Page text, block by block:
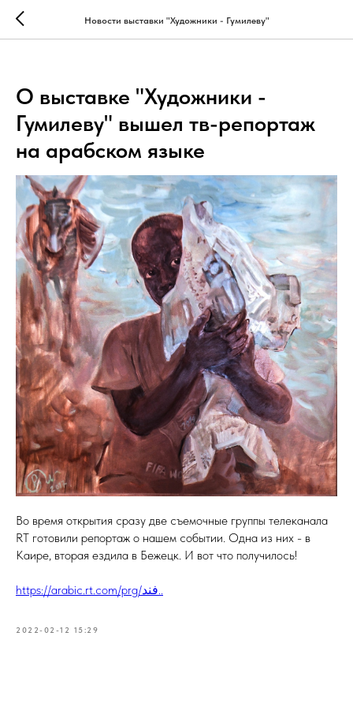
Новости выставки "Художники - Гумилеву"
О выставке "Художники -
Гумилеву" вышел тв-репортаж
на арабском языке
Во время открытия сразу две съемочные группы телеканала
RT готовили репортаж о нашем событии. Одна из них - в
Каире, вторая ездила в Бежецк. И вот что получилось!
2022-02-12 15:29